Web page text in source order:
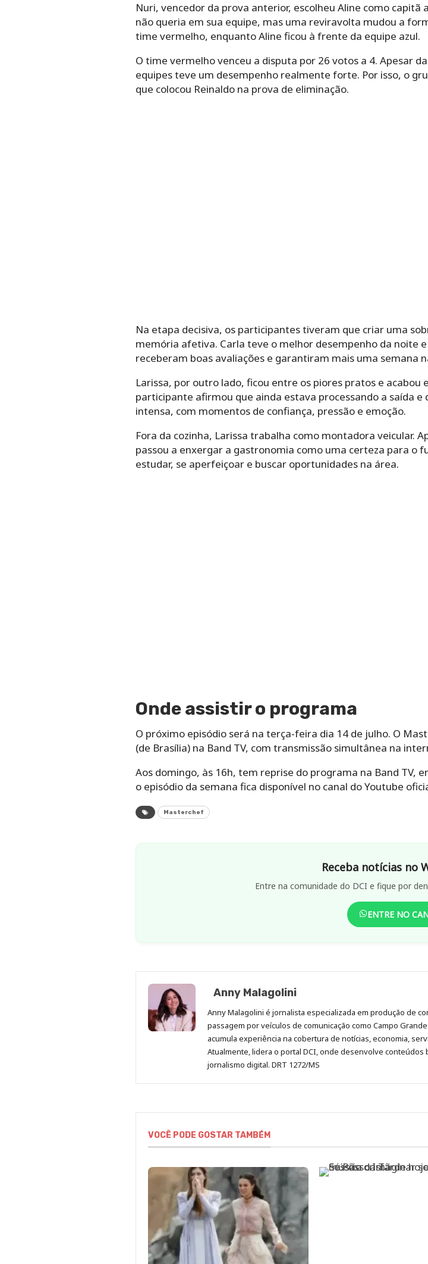
Nuri, vencedor da prova anterior, escolheu Aline como
não queria em sua equipe, mas uma reviravolta mudou a
time vermelho, enquanto Aline ficou à frente da equipe azul.
O time vermelho venceu a disputa por 26 votos a 4. Apesar
equipes teve um desempenho realmente forte. Por isso, o
que colocou Reinaldo na prova de eliminação.
Na etapa decisiva, os participantes tiveram que criar uma
memória afetiva. Carla teve o melhor desempenho da noite
receberam boas avaliações e garantiram mais uma semana
Larissa, por outro lado, ficou entre os piores pratos e acabou
participante afirmou que ainda estava processando a saída
intensa, com momentos de confiança, pressão e emoção.
Fora da cozinha, Larissa trabalha como montadora veicular.
passou a enxergar a gastronomia como uma certeza para o
estudar, se aperfeiçoar e buscar oportunidades na área.
Onde assistir o programa
O próximo episódio será na terça-feira dia 14 de julho. O
(de Brasília) na Band TV, com transmissão simultânea na
Aos domingo, às 16h, tem reprise do programa na Band TV,
o episódio da semana fica disponível no canal do Youtube
Masterchef
Receba notícias no
Entre na comunidade do DCI e fique por
ENTRE NO
Anny Malagolini
Anny Malagolini é jornalista especializada em produção de
passagem por veículos de comunicação como Campo
acumula experiência na cobertura de notícias, economia,
Atualmente, lidera o portal DCI, onde desenvolve
jornalismo digital. DRT 1272/MS
VOCÊ PODE GOSTAR TAMBÉM